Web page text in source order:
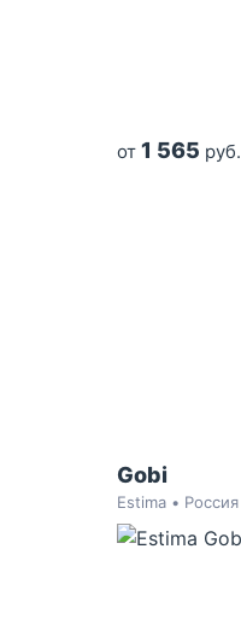
от 1 565 руб.
Gobi
Estima • Россия